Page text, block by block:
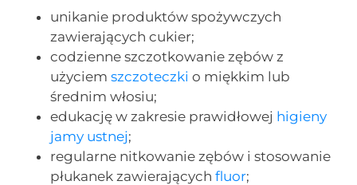
unikanie produktów spożywczych
zawierających cukier;
codzienne szczotkowanie zębów z
użyciemszczoteczki o miękkim lub
średnim włosiu;
edukację w zakresie prawidłowej higieny
jamy ustnej;
regularne nitkowanie zębów i stosowanie
płukanek zawierającychfluor;